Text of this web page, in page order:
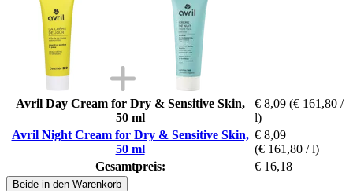
Avril Day Cream for Dry & Sensitive Skin,
50 ml
€ 8,09 (€ 161,80 /
l)
Avril Night Cream for Dry & Sensitive Skin,
50 ml
€ 8,09
(€ 161,80 / l)
Gesamtpreis:
€ 16,18
Beide in den Warenkorb